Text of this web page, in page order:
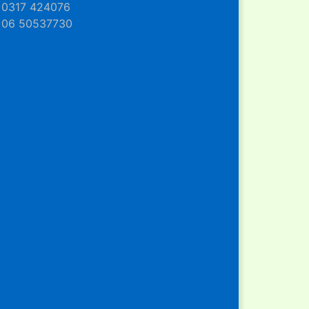
0317 424076
06 50537730